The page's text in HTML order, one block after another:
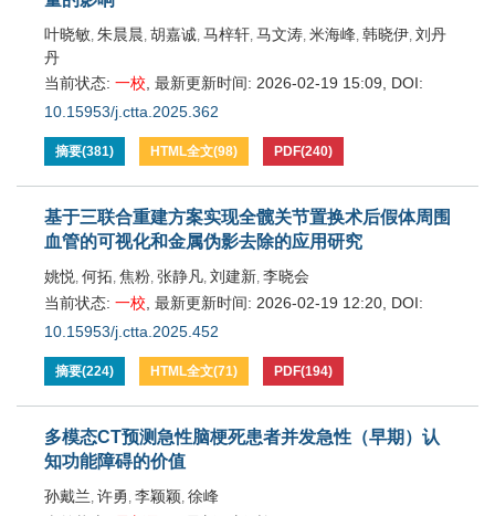
叶晓敏, 朱晨晨, 胡嘉诚, 马梓轩, 马文涛, 米海峰, 韩晓伊, 刘丹
丹
当前状态: 一校 最新更新时间: 2026-02-19 15:09
DOI:
10.15953/j.ctta.2025.362
摘要(381) HTML全文(98) PDF(240)
基于三联合重建方案实现全髋关节置换术后假体周围
血管的可视化和金属伪影去除的应用研究
姚悦, 何拓, 焦粉, 张静凡, 刘建新, 李晓会
当前状态: 一校 最新更新时间: 2026-02-19 12:20 DOI:
10.15953/j.ctta.2025.452
摘要(224) HTML全文(71) PDF(194)
多模态CT预测急性脑梗死患者并发急性（早期）认
知功能障碍的价值
孙戴兰, 许勇, 李颖颖, 徐峰